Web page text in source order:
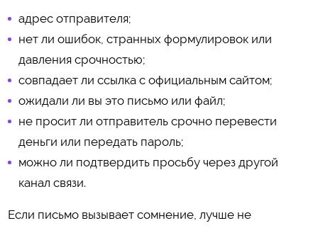
адрес отправителя;
нет ли ошибок, странных формулировок или
давления срочностью;
совпадает ли ссылка с официальным сайтом;
ожидали ли вы это письмо или файл;
не просит ли отправитель срочно перевести
деньги или передать пароль;
можно ли подтвердить просьбу через другой
канал связи.
Если письмо вызывает сомнение, лучше не